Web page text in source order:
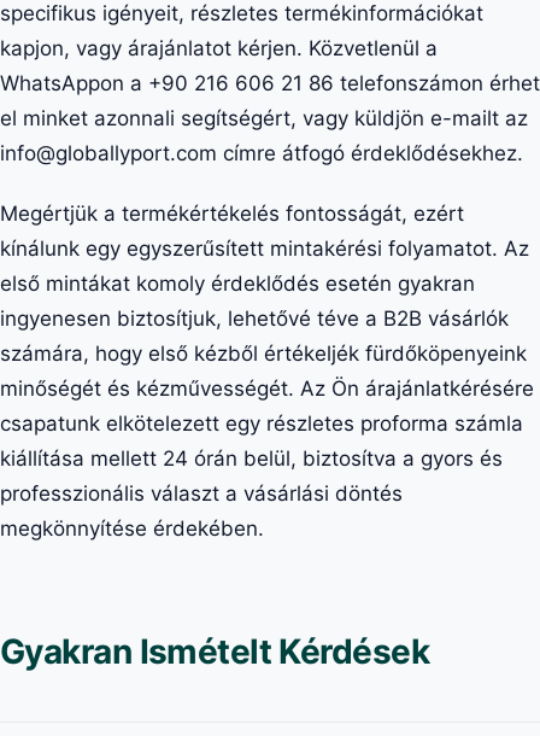
specifikus igényeit, részletes termékinformációkat
kapjon, vagy árajánlatot kérjen. Közvetlenül a
WhatsAppon a +90 216 606 21 86 telefonszámon érhet
el minket azonnali segítségért, vagy küldjön e-mailt az
info@globallyport.com címre átfogó érdeklődésekhez.
Megértjük a termékértékelés fontosságát, ezért
kínálunk egy egyszerűsített mintakérési folyamatot. Az
első mintákat komoly érdeklődés esetén gyakran
ingyenesen biztosítjuk, lehetővé téve a B2B vásárlók
számára, hogy első kézből értékeljék fürdőköpenyeink
minőségét és kézművességét. Az Ön árajánlatkérésére
csapatunk elkötelezett egy részletes proforma számla
kiállítása mellett 24 órán belül, biztosítva a gyors és
professzionális választ a vásárlási döntés
megkönnyítése érdekében.
Gyakran Ismételt Kérdések